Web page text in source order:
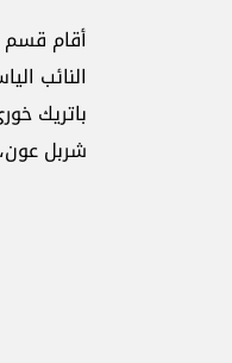
أقام قسم
النائب
باتريك
شربل